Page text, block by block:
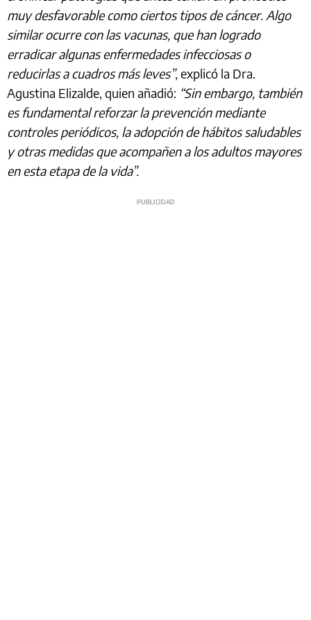
muy desfavorable como ciertos tipos de cáncer. Algo
similar ocurre con las vacunas, que han logrado
erradicar algunas enfermedades infecciosas o
reducirlas a cuadros más leves”, explicó la Dra.
Agustina Elizalde, quien añadió: “Sin embargo, también
es fundamental reforzar la prevención mediante
controles periódicos, la adopción de hábitos saludables
y otras medidas que acompañen a los adultos mayores
en esta etapa de la vida”.